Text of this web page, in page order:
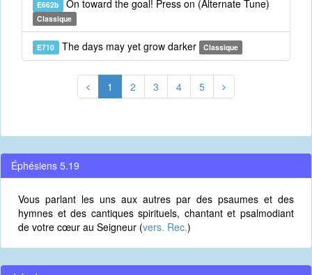
E662b On toward the goal! Press on (Alternate Tune)
Classique
E710 The days may yet grow darker Classique
1 2 3 4 5
Éphésiens 5.19
Vous parlant les uns aux autres par des psaumes et des
hymnes et des cantiques spirituels, chantant et psalmodiant
de votre cœur au Seigneur (vers. Rec.)